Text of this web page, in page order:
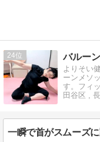
24
よりそい
ーンメソ
す。フィ
田谷区 ,